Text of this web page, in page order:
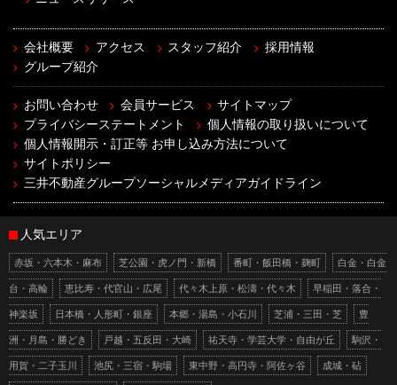
会社概要 アクセス スタッフ紹介
採用情報
グループ紹介
お問い合わせ 会員サービス
サイトマップ
プライバシーステートメント
個人情報の取り扱いについて
個人情報開示・訂正等 お申し込み方法について
サイトポリシー
三井不動産グループソーシャルメディアガイドライン
人気エリア
赤坂・六本木・麻布 芝公園・虎ノ門・新橋 番町・飯田橋・麹町 白金・白金
台・高輪 恵比寿・代官山・広尾 代々木上原・松濤・代々木 早稲田・落合・
神楽坂 日本橋・人形町・銀座 本郷・湯島・小石川 芝浦・三田・芝 豊
洲・月島・勝どき 戸越・五反田・大崎 祐天寺・学芸大学・自由が丘 駒沢・
用賀・二子玉川 池尻・三宿・駒場 東中野・高円寺・阿佐ヶ谷 成城・砧